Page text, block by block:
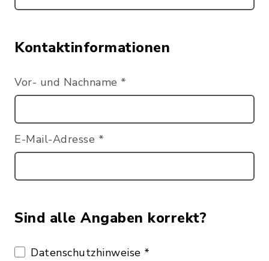
Kontaktinformationen
Vor- und Nachname *
E-Mail-Adresse *
Sind alle Angaben korrekt?
Datenschutzhinweise *